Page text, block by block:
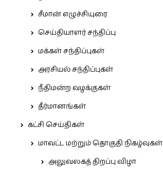
சீமான் எழுச்சியுரை
செய்தியாளர் சந்திப்பு
மக்கள் சந்திப்புகள்
அரசியல் சந்திப்புகள்
நீதிமன்ற வழக்குகள்
தீர்மானங்கள்
கட்சி செய்திகள்
மாவட்ட மற்றும் தொகுதி நிகழ்வுகள்
அலுவலகத் திறப்பு விழா